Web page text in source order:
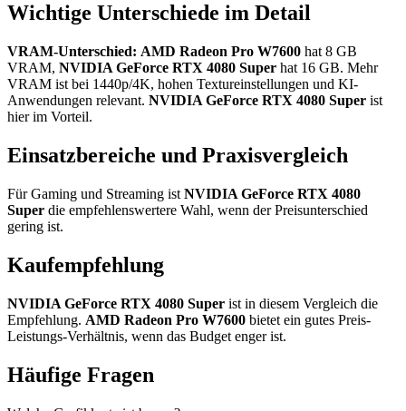
Wichtige Unterschiede im Detail
VRAM-Unterschied: AMD Radeon Pro W7600 hat 8 GB
VRAM, NVIDIA GeForce RTX 4080 Super hat 16 GB. Mehr
VRAM ist bei 1440p/4K, hohen Textureinstellungen und KI-
Anwendungen relevant. NVIDIA GeForce RTX 4080 Super ist
hier im Vorteil.
Einsatzbereiche und Praxisvergleich
Für Gaming und Streaming ist NVIDIA GeForce RTX 4080
Super die empfehlenswertere Wahl, wenn der Preisunterschied
gering ist.
Kaufempfehlung
NVIDIA GeForce RTX 4080 Super ist in diesem Vergleich die
Empfehlung. AMD Radeon Pro W7600 bietet ein gutes Preis-
Leistungs-Verhältnis, wenn das Budget enger ist.
Häufige Fragen